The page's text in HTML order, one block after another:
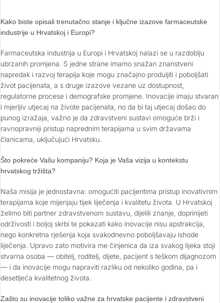
Kako biste opisali trenutačno stanje i ključne izazove farmaceutske
industrije u Hrvatskoj i Europi?
Farmaceutska industrija u Europi i Hrvatskoj nalazi se u razdoblju
ubrzanih promjena. S jedne strane imamo snažan znanstveni
napredak i razvoj terapija koje mogu značajno produljiti i poboljšati
život pacijenata, a s druge izazove vezane uz dostupnost,
regulatorne procese i demografske promjene. Inovacije imaju stvaran
i mjerljiv utjecaj na živote pacijenata, no da bi taj utjecaj došao do
punog izražaja, važno je da zdravstveni sustavi omoguće brži i
ravnopravniji pristup naprednim terapijama u svim državama
članicama, uključujući Hrvatsku.
Što pokreće Vašu kompaniju? Koja je Vaša vizija u kontekstu
hrvatskog tržišta?
Naša misija je jednostavna: omogućiti pacijentima pristup inovativnim
terapijama koje mijenjaju tijek liječenja i kvalitetu života. U Hrvatskoj
želimo biti partner zdravstvenom sustavu, dijelili znanje, doprinijeti
održivosti i boljoj skrbi te pokazati kako inovacije nisu apstrakcija,
nego konkretna rješenja koja svakodnevno poboljšavaju ishode
liječenja. Upravo zato motivira me činjenica da iza svakog lijeka stoji
stvarna osoba — obitelj, roditelj, dijete, pacijent s teškom dijagnozom
— i da inovacije mogu napraviti razliku od nekoliko godina, pa i
desetljeća kvalitetnog života.
Zašto su inovacije toliko važne za hrvatske pacijente i zdravstveni